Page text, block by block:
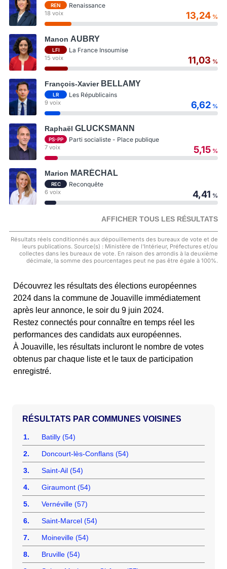
REN Renaissance
18 voix 13,24 %
Manon AUBRY
LFI La France Insoumise
15 voix 11,03 %
François-Xavier BELLAMY
LR Les Républicains
9 voix 6,62 %
Raphaël GLUCKSMANN
PS-PP Parti socialiste - Place publique
7 voix 5,15 %
Marion MARÉCHAL
REC Reconquête
6 voix 4,41 %
AFFICHER TOUS LES RÉSULTATS
Résultats réels conditionnés aux dépouillements des bureaux de vote et de
leurs publications. Source(s) : Ministère de l'Intérieur, Préfectures et/ou
collectes dans les bureaux de vote. En raison des arrondis à la deuxième
décimale, la somme des pourcentages peut ne pas être égale à 100%.
Découvrez les résultats des élections européennes
2024 dans la commune de Jouaville immédiatement
après leur annonce, le soir du 9 juin 2024.
Restez connectés pour connaître en temps réel les
performances des candidats aux européennes.
À Jouaville, les résultats incluront le nombre de votes
obtenus par chaque liste et le taux de participation
enregistré.
COMMUNES VOISINES
1. Batilly (54)
2. Doncourt-lès-Conflans (54)
3. Saint-Ail (54)
4. Giraumont (54)
5. Vernéville (57)
6. Saint-Marcel (54)
7. Moineville (54)
8. Bruville (54)